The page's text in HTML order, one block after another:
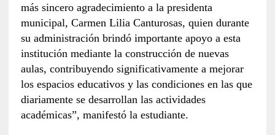
más sincero agradecimiento a la presidenta
municipal, Carmen Lilia Canturosas, quien durante
su administración brindó importante apoyo a esta
institución mediante la construcción de nuevas
aulas, contribuyendo significativamente a mejorar
los espacios educativos y las condiciones en las que
diariamente se desarrollan las actividades
académicas”, manifestó la estudiante.